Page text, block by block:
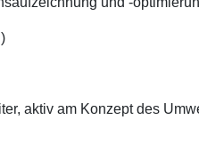
aktiv am Konzept des